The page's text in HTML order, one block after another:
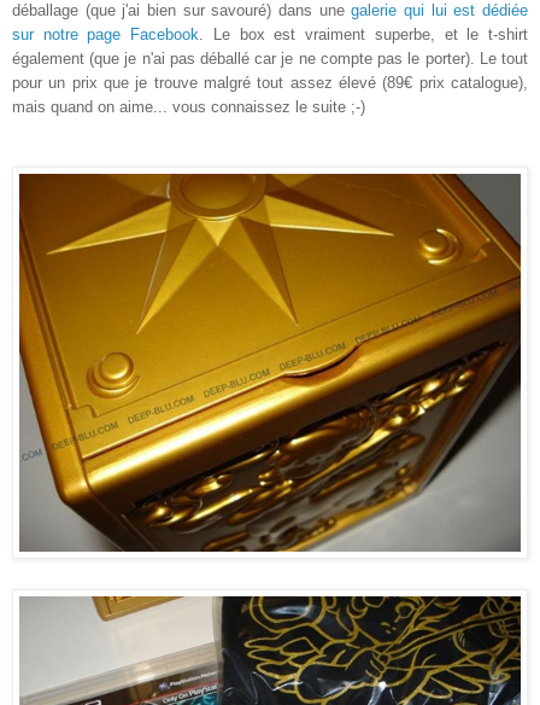
déballage (que j'ai bien sur savouré) dans unegalerie qui lui est dédiée
sur notre page Facebook. Le box est vraiment superbe, et le t-shirt
également (que je n'ai pas déballé car je ne compte pas le porter). Le tout
pour un prix que je trouve malgré tout assez élevé (89€ prix catalogue),
mais quand on aime... vous connaissez le suite ;-)